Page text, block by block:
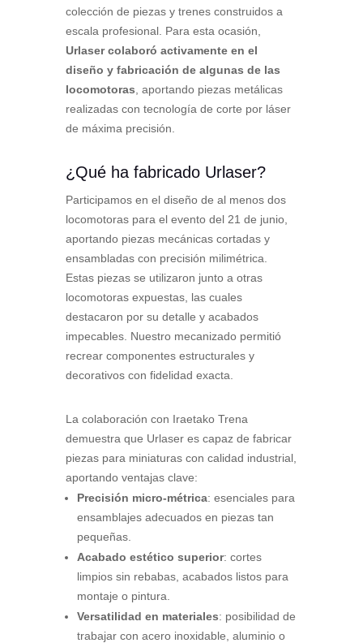
colección de piezas y trenes construidos a
escala profesional. Para esta ocasión,
Urlaser colaboró activamente en el
diseño y fabricación de algunas de las
locomotoras, aportando piezas metálicas
realizadas con tecnología de corte por láser
de máxima precisión.
¿Qué ha fabricado Urlaser?
Participamos en el diseño de al menos dos
locomotoras para el evento del 21 de junio,
aportando piezas mecánicas cortadas y
ensambladas con precisión milimétrica.
Estas piezas se utilizaron junto a otras
locomotoras expuestas, las cuales
destacaron por su detalle y acabados
impecables. Nuestro mecanizado permitió
recrear componentes estructurales y
decorativos con fidelidad exacta.
La colaboración con Iraetako Trena
demuestra que Urlaser es capaz de fabricar
piezas para miniaturas con calidad industrial,
aportando ventajas clave:
Precisión micro-métrica: esenciales para
ensamblajes adecuados en piezas tan
pequeñas.
Acabado estético superior: cortes
limpios sin rebabas, acabados listos para
montaje o pintura.
Versatilidad en materiales: posibilidad de
trabajar con acero inoxidable, aluminio o